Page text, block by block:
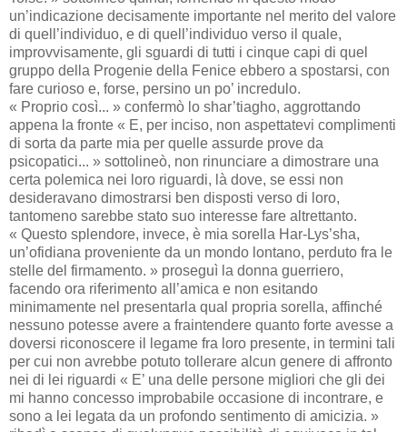
un’indicazione decisamente importante nel merito del valore
di quell’individuo, e di quell’individuo verso il quale,
improvvisamente, gli sguardi di tutti i cinque capi di quel
gruppo della Progenie della Fenice ebbero a spostarsi, con
fare curioso e, forse, persino un po’ incredulo.
« Proprio così... » confermò lo shar’tiagho, aggrottando
appena la fronte « E, per inciso, non aspettatevi complimenti
di sorta da parte mia per quelle assurde prove da
psicopatici... » sottolineò, non rinunciare a dimostrare una
certa polemica nei loro riguardi, là dove, se essi non
desideravano dimostrarsi ben disposti verso di loro,
tantomeno sarebbe stato suo interesse fare altrettanto.
« Questo splendore, invece, è mia sorella Har-Lys’sha,
un’ofidiana proveniente da un mondo lontano, perduto fra le
stelle del firmamento. » proseguì la donna guerriero,
facendo ora riferimento all’amica e non esitando
minimamente nel presentarla qual propria sorella, affinché
nessuno potesse avere a fraintendere quanto forte avesse a
doversi riconoscere il legame fra loro presente, in termini tali
per cui non avrebbe potuto tollerare alcun genere di affronto
nei di lei riguardi « E’ una delle persone migliori che gli dei
mi hanno concesso improbabile occasione di incontrare, e
sono a lei legata da un profondo sentimento di amicizia. »